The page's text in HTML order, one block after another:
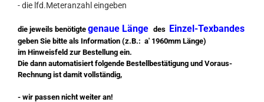
- die lfd.Meteranzahl eingeben
die jeweils benötigte genaue Länge des Einzel-Texbandes
geben Sie bitte als Information (z.B.: a' 1960mm Länge)
im Hinweisfeld zur Bestellung ein.
Die dann automatisiert folgende Bestellbestätigung und Voraus-
Rechnung ist damit vollständig,
- wir passen nicht weiter an!